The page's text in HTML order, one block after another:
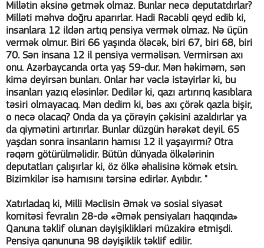
Millətin əksinə getmək olmaz. Bunlar necə deputatdırlar?
Milləti məhvə doğru aparırlar. Hadi Rəcəbli qeyd edib ki,
insanlara 12 ildən artıq pensiya vermək olmaz. Nə üçün
vermək olmur. Biri 66 yaşında öləcək, biri 67, biri 68, biri
70. Sən insana 12 il pensiya verməlisən. Vermirsən axı
onu. Azərbaycanda orta yaş 59-dur. Mən həkiməm, sən
kimə deyirsən bunları. Onlar hər vəclə istəyirlər ki, bu
insanları yazıq eləsinlər. Dedilər ki, qazı artırırıq kasıblara
təsiri olmayacaq. Mən dedim ki, bəs axı çörək qazla bişir,
o necə olacaq? Onda da ya çörəyin çəkisini azaldırlar ya
da qiymətini artırırlar. Bunlar düzgün hərəkət deyil. 65
yaşdan sonra insanların hamısı 12 il yaşayırmı? Otra
rəqəm götürülməlidir. Bütün dünyada ölkələrinin
deputatları çalışırlar ki, öz ölkə əhalisinə kömək etsin.
Bizimkilər isə hamısını tərsinə edirlər. Ayıbdır. "
Xatırladaq ki, Milli Məclisin Əmək və sosial siyasət
komitəsi fevralın 28-də «Əmək pensiyaları haqqında»
Qanuna təklif olunan dəyişiklikləri müzakirə etmişdi.
Pensiya qanununa 98 dəyişiklik təklif edilir.